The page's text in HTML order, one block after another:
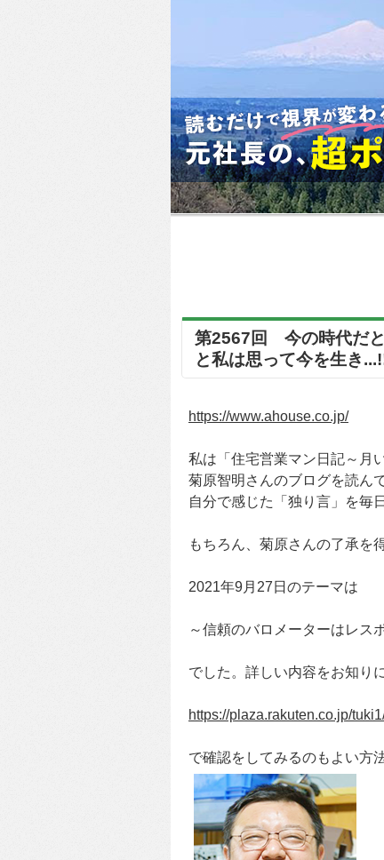
第2567回 今の時代だと
と私は思って今を生き
https://www.ahouse.co.jp/
私は「住宅営業マン日記～月
菊原智明さんのブログを読ん
自分で感じた「独り言」を毎
もちろん、菊原さんの了承を
2021年9月27日のテーマは
～信頼のバロメーターはレス
でした。詳しい内容をお知り
https://plaza.rakuten.co.jp/
で確認をしてみるのもよい方